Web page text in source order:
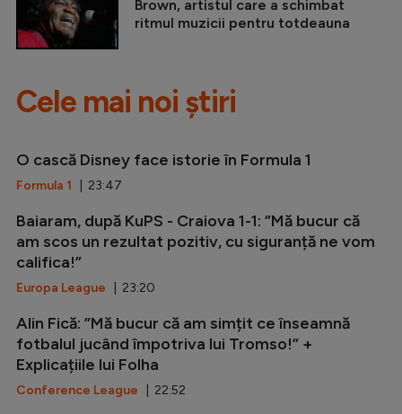
Brown, artistul care a schimbat
ritmul muzicii pentru totdeauna
Cele mai noi știri
O cască Disney face istorie în Formula 1
Formula 1 | 23:47
Baiaram, după KuPS - Craiova 1-1: ”Mă bucur că
am scos un rezultat pozitiv, cu siguranță ne vom
califica!”
Europa League | 23:20
Alin Fică: ”Mă bucur că am simțit ce înseamnă
fotbalul jucând împotriva lui Tromso!” +
Explicațiile lui Folha
Conference League | 22:52